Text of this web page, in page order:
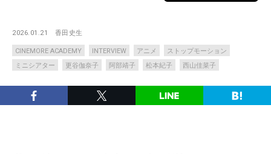
2026.01.21 香田史生
CINEMORE ACADEMY INTERVIEW アニメ
ストップモーション
ミニシアター
更谷伽奈子 阿部靖子 松本紀子 西山佳菜子